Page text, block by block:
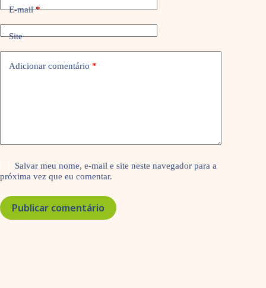
E-mail*
Site
Adicionar comentário *
Salvar meu nome, e-mail e site neste navegador para a
próxima vez que eu comentar.
Publicar comentário